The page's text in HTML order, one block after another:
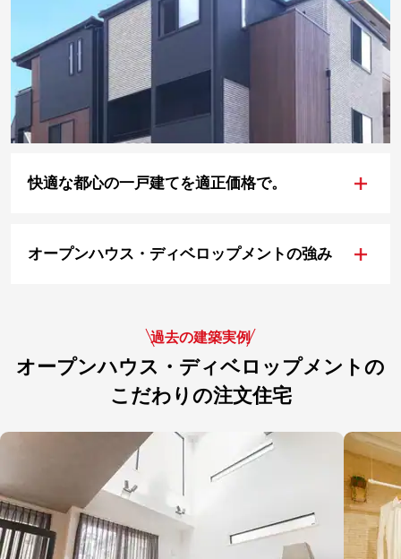
快適な都心の一戸建てを適正価格で。 +
オープンハウス・ディベロップメントの強み +
過去の建築実例
オープンハウス・ディベロップメントの
こだわりの注文住宅